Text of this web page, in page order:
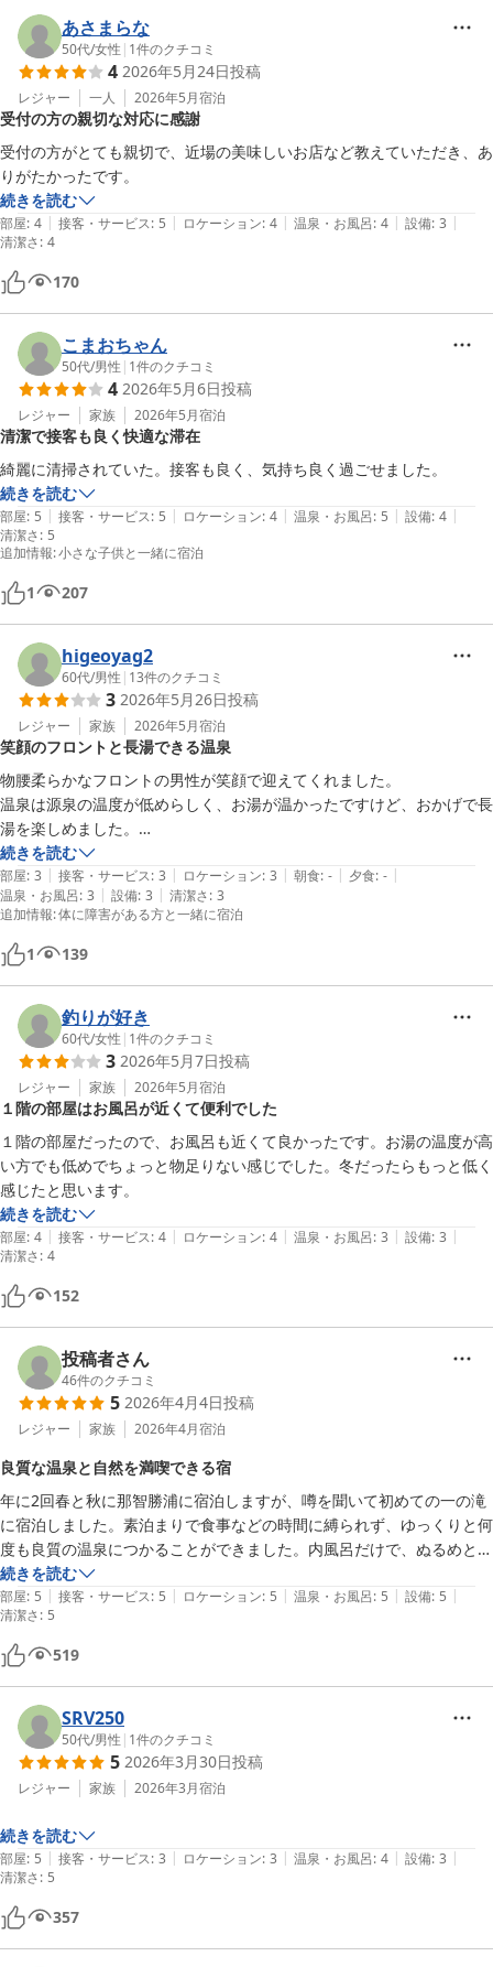
あさまらな
50代/女性 | 1件のクチコミ
4 2026年5月24日投稿
レジャー 一人 2026年5月宿泊
受付の方の親切な対応に感謝
受付の方がとても親切で、近場の美味しいお店など教えていただき、あ
りがたかったです。
続きを読む
部屋: 4 | 接客・サービス: 5 | ロケーション: 4 | 温泉・お風呂: 4 | 設備: 3 |
清潔さ: 4
170
こまおちゃん
50代/男性 | 1件のクチコミ
4 2026年5月6日投稿
レジャー 家族 2026年5月宿泊
清潔で接客も良く快適な滞在
綺麗に清掃されていた。接客も良く、気持ち良く過ごせました。
続きを読む
部屋: 5 | 接客・サービス: 5 | ロケーション: 4 | 温泉・お風呂: 5 | 設備: 4 |
清潔さ: 5
追加情報:小さな子供と一緒に宿泊
1 207
higeoyag2
60代/男性 | 13件のクチコミ
3 2026年5月26日投稿
レジャー 家族 2026年5月宿泊
笑顔のフロントと長湯できる温泉
物腰柔らかなフロントの男性が笑顔で迎えてくれました。
温泉は源泉の温度が低めらしく、お湯が温かったですけど、おかげで長
湯を楽しめました。
続きを読む
部屋: 3 | 接客・サービス: 3 | ロケーション: 3 | 朝食: - | 夕食: - |
温泉・お風呂: 3 | 設備: 3 | 清潔さ: 3
追加情報:体に障害がある方と一緒に宿泊
1 139
釣りが好き
60代/女性 | 1件のクチコミ
3 2026年5月7日投稿
レジャー 家族 2026年5月宿泊
１階の部屋はお風呂が近くて便利でした
１階の部屋だったので、お風呂も近くて良かったです。お湯の温度が高
い方でも低めでちょっと物足りない感じでした。冬だったらもっと低く
感じたと思います。
続きを読む
部屋: 4 | 接客・サービス: 4 | ロケーション: 4 | 温泉・お風呂: 3 | 設備: 3 |
清潔さ: 4
152
投稿者さん
46件のクチコミ
5 2026年4月4日投稿
レジャー 家族 2026年4月宿泊
良質な温泉と自然を満喫できる宿
年に2回春と秋に那智勝浦に宿泊しますが、噂を聞いて初めての一の滝
に宿泊しました。素泊まりで食事などの時間に縛られず、ゆっくりと何
度も良質の温泉につかることができました。内風呂だけで、ぬるめと熱
めの浴槽があり、交互に入ると、男性でも肌の質が変わることがはっき
りとわかります。温泉水の出るシャワーのみ。蛇口なし。客室は1階と
2階だけのようで、2階へのエレベーターはなく、少し急な昭和レトロ
な階段を荷物を持って、よっこらしょと上がります。部屋からは天気が
よければ日の出を楽しめます。那智の滝も見えます。4月1日大雨の日
に宿泊、2日の朝は水量が増えた勢いのある滝が遠くに見えました。肉
眼でも、白い線状で滝とわかります。室内でも温泉水が利用できます。
トビ、クロサギもホテル裏の小金島漁港に来ていました。近くのお蛇浦
海岸も風光明媚。自然を楽しみたいなら、最高の立地です。周辺の食堂
はありませんが、歩いて5分程度で街中。水曜、木曜は休みの店が多い
ぐるぐるまわり、やっと観光客相手の食堂を見つけて、おいしいが高額
を払うことになりました。ホテル周辺の自然を満喫したり、釣を楽しむ
なら、ここのホテルは利用価値は高いです。秋の那智勝浦行きでも利用
したいです。
続きを読む
部屋: 5 | 接客・サービス: 5 | ロケーション: 5 | 温泉・お風呂: 5 | 設備: 5 |
清潔さ: 5
519
SRV250
50代/男性 | 1件のクチコミ
5 2026年3月30日投稿
レジャー 家族 2026年3月宿泊
続きを読む
部屋: 5 | 接客・サービス: 3 | ロケーション: 3 | 温泉・お風呂: 4 | 設備: 3 |
清潔さ: 5
357